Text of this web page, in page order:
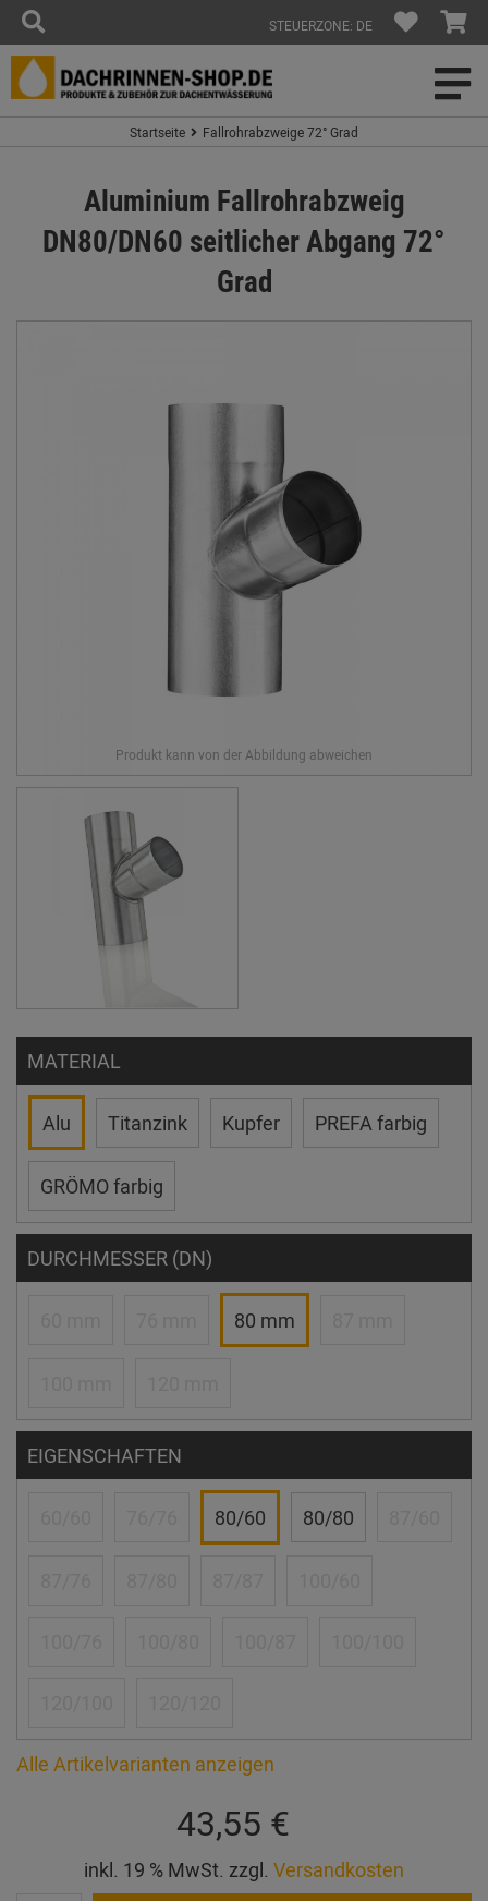
STEUERZONE: DE
Startseite Fallrohrabzweige 72° Grad
Aluminium Fallrohrabzweig
DN80/DN60 seitlicher Abgang 72°
Grad
MATERIAL
Alu Titanzink Kupfer PREFA farbig
GRÖMO farbig
DURCHMESSER (DN)
80 mm
EIGENSCHAFTEN
80/60 80/80
Alle Artikelvarianten anzeigen
43,55 €
inkl. 19 % MwSt. zzgl. Versandkosten